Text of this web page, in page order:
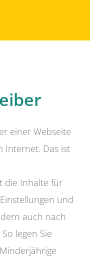
einer Webseite
Internet. Das ist
die Inhalte für
und
auch nach
legen Sie